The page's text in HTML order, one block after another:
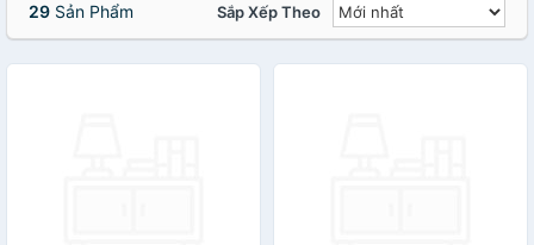
29 Sản Phẩm Sắp Xếp Theo